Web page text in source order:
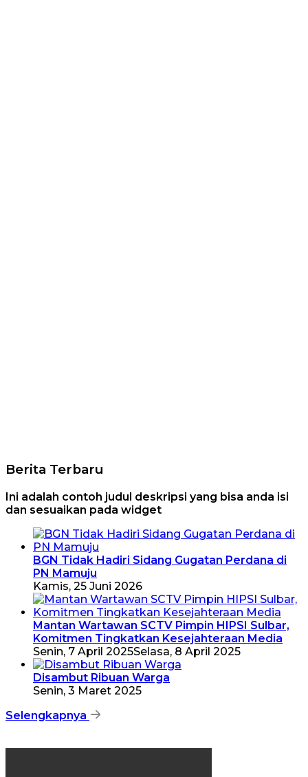
Berita Terbaru
Ini adalah contoh judul deskripsi yang bisa anda isi
dan sesuaikan pada widget
BGN Tidak Hadiri Sidang Gugatan Perdana di
PN Mamuju
Kamis, 25 Juni 2026
Mantan Wartawan SCTV Pimpin HIPSI Sulbar,
Komitmen Tingkatkan Kesejahteraan Media
Senin, 7 April 2025Selasa, 8 April 2025
Disambut Ribuan Warga
Senin, 3 Maret 2025
Selengkapnya